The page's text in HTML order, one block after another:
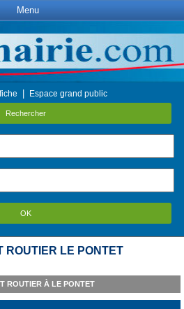
Menu
Espace grand public
Rechercher
OK
ROUTIER LE PONTET
ROUTIER À LE PONTET